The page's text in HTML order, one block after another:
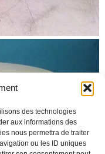
des technologies
aux informations des
nous permettra de traiter
ou les ID uniques